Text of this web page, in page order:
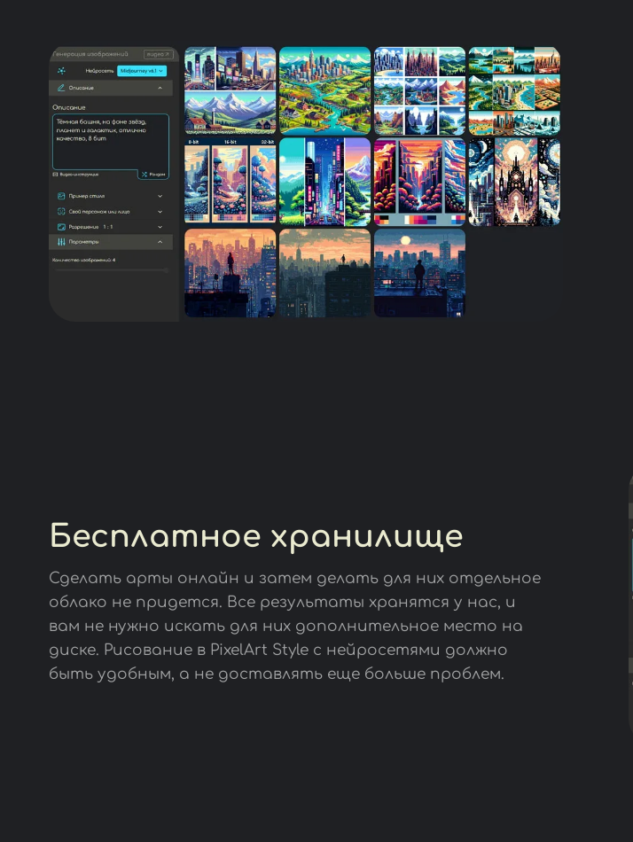
Бесплатное хранилище
Сделать арты онлайн и затем делать для них отдельное
облако не придется. Все результаты хранятся у нас, и
вам не нужно искать для них дополнительное место на
диске. Рисование в PixelArt Style с нейросетями должно
быть удобным, а не доставлять еще больше проблем.